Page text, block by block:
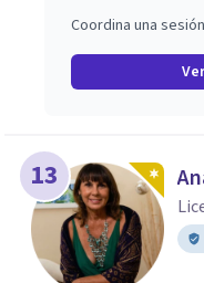
Coordina una
13